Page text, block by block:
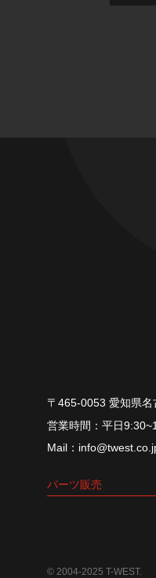
〒465-0053 愛知県
平⽇
パーツ販売
© 2004-2025 T-WEST.